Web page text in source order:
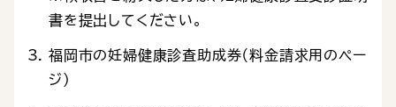
書を提出してください。
福岡市の妊婦健康診査助成券（料金請求用のペー
ジ）